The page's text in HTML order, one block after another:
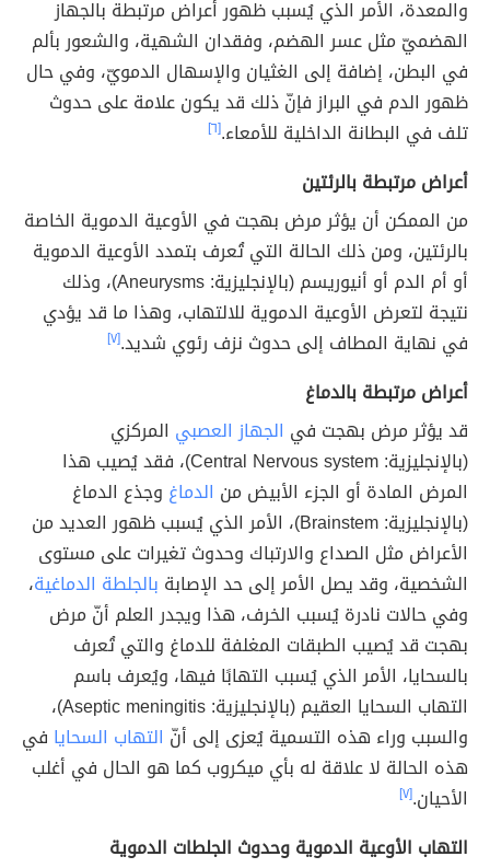
والمعدة، الأمر الذي يُسبب ظهور أعراض مرتبطة بالجهاز
الهضميّ مثل عسر الهضم، وفقدان الشهية، والشعور بألم
في البطن، إضافة إلى الغثيان والإسهال الدمويّ، وفي حال
ظهور الدم في البراز فإنّ ذلك قد يكون علامة على حدوث
تلف في البطانة الداخلية للأمعاء.[٦]
أعراض مرتبطة بالرئتين
من الممكن أن يؤثر مرض بهجت في الأوعية الدموية الخاصة
بالرئتين، ومن ذلك الحالة التي تُعرف بتمدد الأوعية الدموية
أو أم الدم أو أنيوريسم (بالإنجليزية: Aneurysms)، وذلك
نتيجة لتعرض الأوعية الدموية للالتهاب، وهذا ما قد يؤدي
في نهاية المطاف إلى حدوث نزف رئوي شديد.[٧]
أعراض مرتبطة بالدماغ
قد يؤثر مرض بهجت في الجهاز العصبي المركزي
(بالإنجليزية: Central Nervous system)، فقد يُصيب هذا
المرض المادة أو الجزء الأبيض من الدماغ وجذع الدماغ
(بالإنجليزية: Brainstem)‏، الأمر الذي يُسبب ظهور العديد من
الأعراض مثل الصداع والارتباك وحدوث تغيرات على مستوى
الشخصية، وقد يصل الأمر إلى حد الإصابة بالجلطة الدماغية،
وفي حالات نادرة يُسبب الخرف، هذا ويجدر العلم أنّ مرض
بهجت قد يُصيب الطبقات المغلفة للدماغ والتي تُعرف
بالسحايا، الأمر الذي يُسبب التهابًا فيها، ويُعرف باسم
التهاب السحايا العقيم (بالإنجليزية: Aseptic meningitis)،
والسبب وراء هذه التسمية يُعزى إلى أنّ التهاب السحايا في
هذه الحالة لا علاقة له بأي ميكروب كما هو الحال في أغلب
الأحيان.[٧]
التهاب الأوعية الدموية وحدوث الجلطات الدموية